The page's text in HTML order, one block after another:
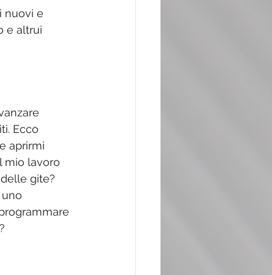
nuovi e
e altrui
Ecco
aprirmi
mio lavoro
gite?